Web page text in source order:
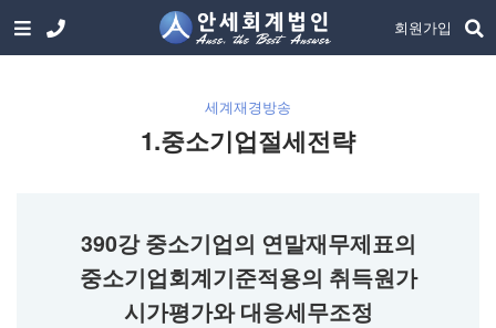
회원가입
세계재경방송
1.중소기업절세전략
390강 중소기업의 연말재무제표의
중소기업회계기준적용의 취득원가
시가평가와 대응세무조정